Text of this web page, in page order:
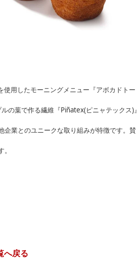
用したモーニングメニュー『アボカドトー
の葉で作る繊維『Piñatex(ピニャテックス)』
企業とのユニークな取り組みが特徴です。賛
戻る